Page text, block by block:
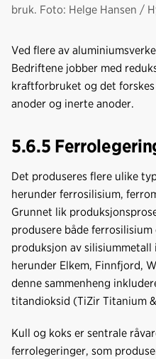
bruk. Foto: Helge Hansen /
Ved flere av
Bedriftene jobber med
kraftforbruket og det
anoder og inerte anoder.
5.6.5
Det produseres flere ulike
herunder ferrosilisium,
Grunnet lik
produsere både
produksjon av
herunder Elkem, Finnfjord,
denne sammenheng
titandioksid (TiZir Titanium
Kull og koks er sentrale
ferrolegeringer, som